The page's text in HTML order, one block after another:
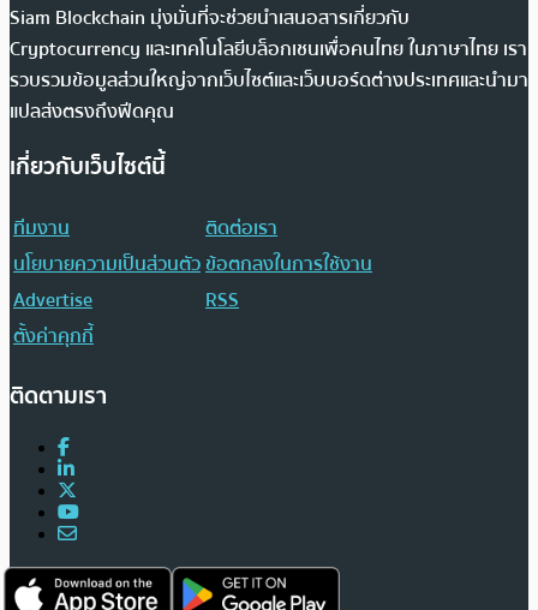
Siam Blockchain มุ่งมั่นที่จะช่วยนำเสนอสารเกี่ยวกับ
Cryptocurrency และเทคโนโลยีบล็อกเชนเพื่อคนไทย ในภาษาไทย เรา
รวบรวมข้อมูลส่วนใหญ่จากเว็บไซต์และเว็บบอร์ดต่างประเทศและนำมา
แปลส่งตรงถึงฟีดคุณ
เกี่ยวกับเว็บไซต์นี้
ทีมงาน
ติดต่อเรา
นโยบายความเป็นส่วนตัวข้อตกลงในการใช้งาน
Advertise
RSS
ตั้งค่าคุกกี้
ติดตามเรา